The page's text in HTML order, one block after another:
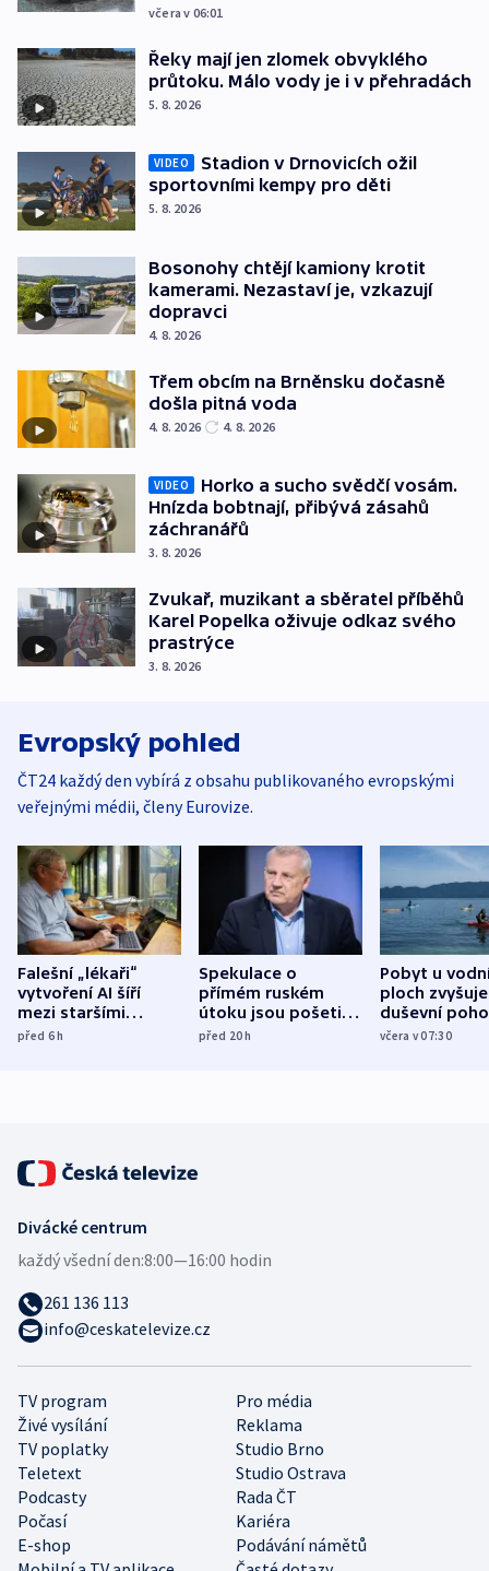
včera v 06:01
Řeky mají jen zlomek obvyklého
průtoku. Málo vody je i v přehradách
5. 8. 2026
VIDEO
Stadion v Drnovicích ožil
sportovními kempy pro děti
5. 8. 2026
Bosonohy chtějí kamiony krotit
kamerami. Nezastaví je, vzkazují
dopravci
4. 8. 2026
Třem obcím na Brněnsku dočasně
došla pitná voda
4. 8. 2026 4. 8. 2026
VIDEO
Horko a sucho svědčí vosám.
Hnízda bobtnají, přibývá zásahů
záchranářů
3. 8. 2026
Zvukař, muzikant a sběratel příběhů
Karel Popelka oživuje odkaz svého
prastrýce
3. 8. 2026
Evropský pohled
ČT24 každý den vybírá z obsahu publikovaného evropskými
veřejnými médii, členy Eurovize.
Falešní „lékaři“
vytvoření AI šíří
mezi staršími
Poláky nebezpečné
před 6h
Spekulace o
přímém ruském
útoku jsou pošetilé,
míní estonský
před 20h
Pobyt u
ploch zvyšuje
duševní
ukázala
včera v 07:30
TV program
Pro média
Živé vysílání
Reklama
TV poplatky
Studio Brno
Teletext
Studio Ostrava
Podcasty
Rada ČT
Počasí
Kariéra
E-shop
Podávání námětů
Divácké centrum
každý všední den:8:00—16:00 hodin
261 136 113
info@ceskatelevize.cz